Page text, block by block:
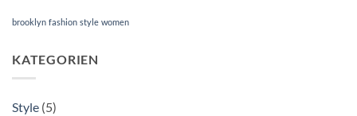
brooklyn fashion style women
KATEGORIEN
Style (5)